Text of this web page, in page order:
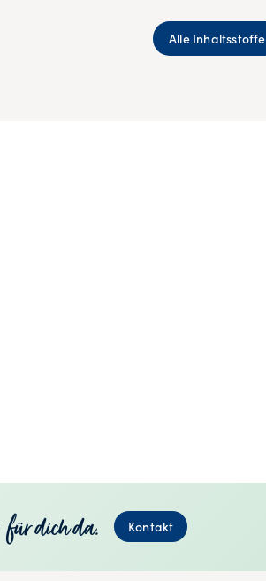
Alle Inhaltsstoffe
für dich da. Kontakt